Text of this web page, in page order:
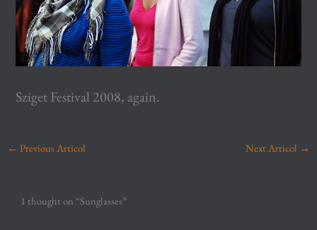
Sziget Festival 2008, again.
← Previous Articol Next Articol →
1 thought on “Sunglasses”